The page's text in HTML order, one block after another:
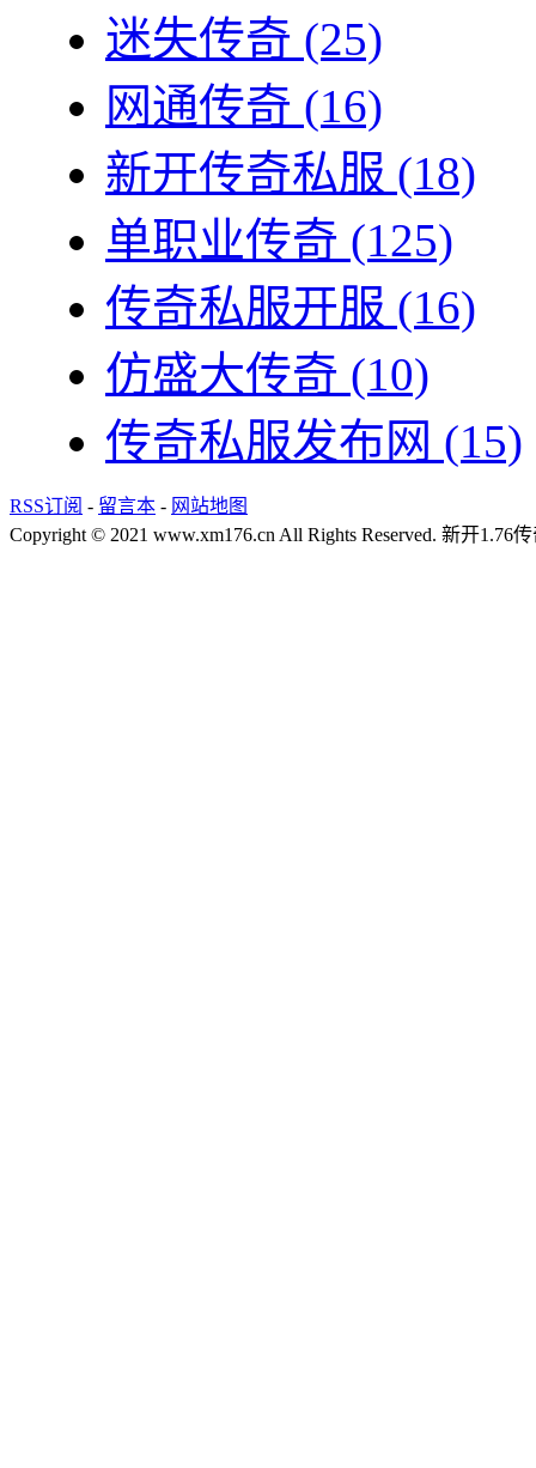
迷失传奇 (25)
网通传奇 (16)
新开传奇私服 (18)
单职业传奇 (125)
传奇私服开服 (16)
仿盛大传奇 (10)
传奇私服发布网 (15)
RSS订阅 - 留言本 - 网站地图
Copyright © 2021 www.xm176.cn All Rights Reserved. 新开1.76